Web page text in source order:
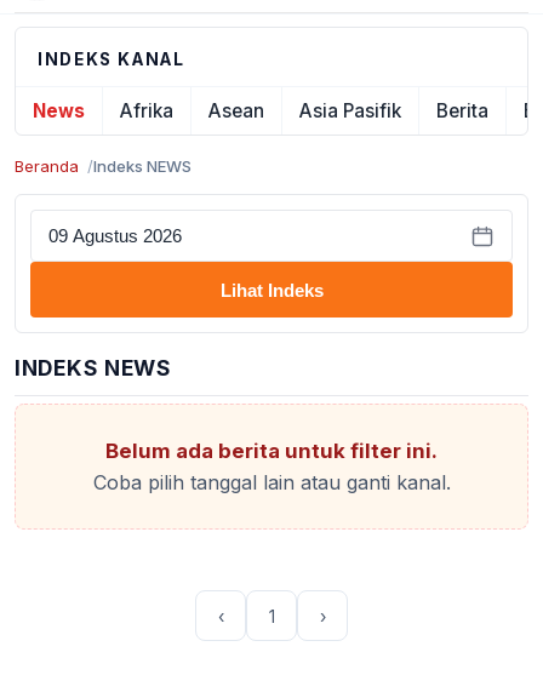
INDEKS KANAL
News Afrika Asean Asia Pasifik Berita
Beranda Indeks NEWS
Lihat Indeks
INDEKS NEWS
Belum ada berita untuk filter ini.
Coba pilih tanggal lain atau ganti kanal.
‹ 1 ›